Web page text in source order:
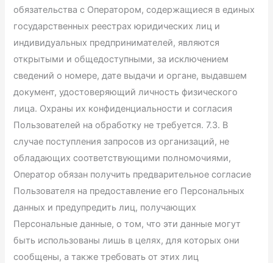
обязательства с Оператором, содержащиеся в единых
государственных реестрах юридических лиц и
индивидуальных предпринимателей, являются
открытыми и общедоступными, за исключением
сведений о номере, дате выдачи и органе, выдавшем
документ, удостоверяющий личность физического
лица. Охраны их конфиденциальности и согласия
Пользователей на обработку не требуется. 7.3. В
случае поступления запросов из организаций, не
обладающих соответствующими полномочиями,
Оператор обязан получить предварительное согласие
Пользователя на предоставление его Персональных
данных и предупредить лиц, получающих
Персональные данные, о том, что эти данные могут
быть использованы лишь в целях, для которых они
сообщены, а также требовать от этих лиц